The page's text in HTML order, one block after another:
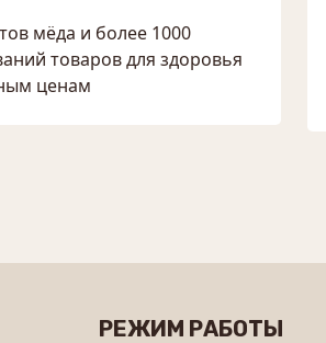
мёда и более 1000
товаров для здоровья
ценам
РЕЖИМ РАБОТЫ